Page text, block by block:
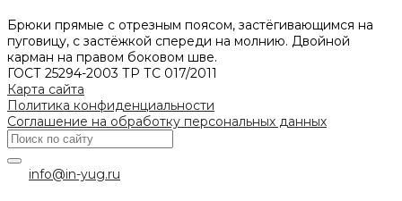
Брюки прямые с отрезным поясом, застёгивающимся на
пуговицу, с застёжкой спереди на молнию. Двойной
карман на правом боковом шве.
ГОСТ 25294-2003 ТР ТС 017/2011
Карта сайта
Политика конфиденциальности
Соглашение на обработку персональных данных
info@in-yug.ru